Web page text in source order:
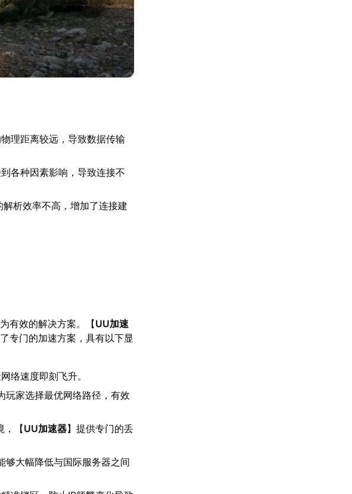
理距离较远，导致数据传输
各种因素影响，导致连接不
解析效率不高，增加了连接建
有效的解决方案。【UU加速
专门的加速方案，具有以下显
络速度即刻飞升。
玩家选择最优网络路径，有效
，【UU加速器】提供专门的丢
够大幅降低与国际服务器之间